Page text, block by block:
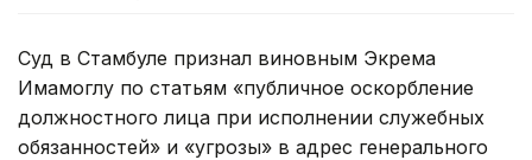
Суд в Стамбуле признал виновным Экрема
Имамоглу по статьям «публичное оскорбление
должностного лица при исполнении служебных
обязанностей» и «угрозы» в адрес генерального